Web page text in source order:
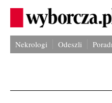
Nekrologi Odeszli